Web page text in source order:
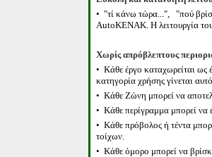
• "τί κάνω τώρα...", "πού
AutoKENAK. Η λειτουργία
Χωρίς απρόβλεπτους
• Κάθε έργο καταχωρείται ως
κατηγορία χρήσης γίνεται
• Κάθε Ζώνη μπορεί να
• Κάθε περίγραμμα μπορεί να
• Κάθε πρόβολος ή τέντα
τοίχων.
• Κάθε όμορο μπορεί να